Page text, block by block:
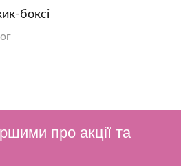
боксі
про акції та